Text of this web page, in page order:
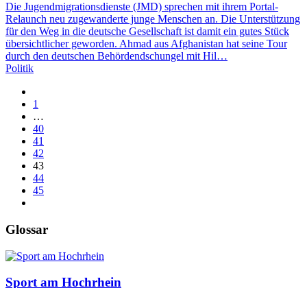
Die Jugendmigrationsdienste (JMD) sprechen mit ihrem Portal-
Relaunch neu zugewanderte junge Menschen an. Die Unterstützung
für den Weg in die deutsche Gesellschaft ist damit ein gutes Stück
übersichtlicher geworden. Ahmad aus Afghanistan hat seine Tour
durch den deutschen Behördendschungel mit Hil…
Politik
1
…
40
41
42
43
44
45
Glossar
Sport am Hochrhein